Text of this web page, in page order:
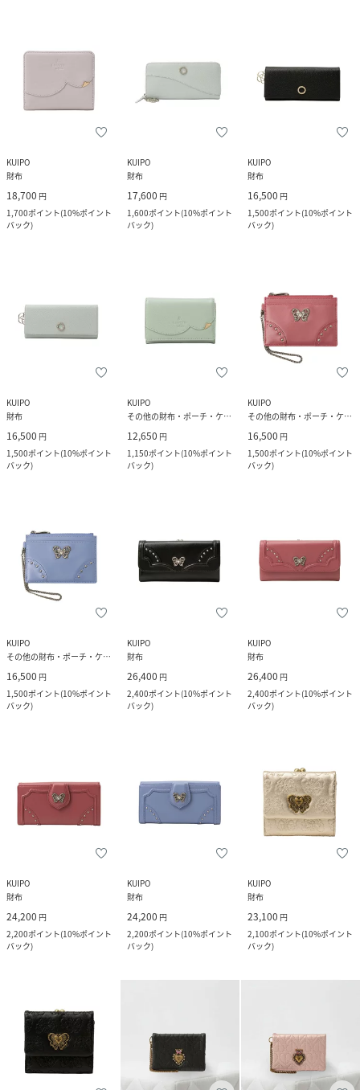
KUIPO
財布
18,700 円
1,700ポイント(10%ポイント
バック)
KUIPO
財布
17,600 円
1,600ポイント(10%ポイント
バック)
KUIPO
財布
16,500 円
1,500ポイント(10%ポイント
バック)
KUIPO
財布
16,500 円
1,500ポイント(10%ポイント
バック)
KUIPO
その他の財布・ポーチ・ケース
12,650 円
1,150ポイント(10%ポイント
バック)
KUIPO
その他の財布・ポーチ・ケース
16,500 円
1,500ポイント(10%ポイント
バック)
KUIPO
その他の財布・ポーチ・ケース
16,500 円
1,500ポイント(10%ポイント
バック)
KUIPO
財布
26,400 円
2,400ポイント(10%ポイント
バック)
KUIPO
財布
26,400 円
2,400ポイント(10%ポイント
バック)
KUIPO
財布
24,200 円
2,200ポイント(10%ポイント
バック)
KUIPO
財布
24,200 円
2,200ポイント(10%ポイント
バック)
KUIPO
財布
23,100 円
2,100ポイント(10%ポイント
バック)